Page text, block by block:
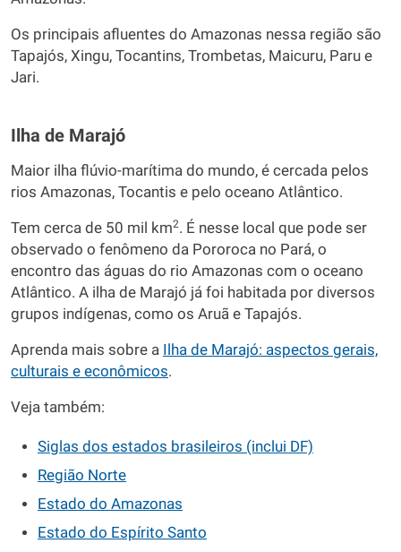
Os principais afluentes do Amazonas nessa região são
Tapajós, Xingu, Tocantins, Trombetas, Maicuru, Paru e
Jari.
Ilha de Marajó
Maior ilha flúvio-marítima do mundo, é cercada pelos
rios Amazonas, Tocantis e pelo oceano Atlântico.
Tem cerca de 50 mil km2. É nesse local que pode ser
observado o fenômeno da Pororoca no Pará, o
encontro das águas do rio Amazonas com o oceano
Atlântico. A ilha de Marajó já foi habitada por diversos
grupos indígenas, como os Aruã e Tapajós.
Aprenda mais sobre a Ilha de Marajó: aspectos gerais,
culturais e econômicos.
Veja também:
Siglas dos estados brasileiros (inclui DF)
Região Norte
Estado do Amazonas
Estado do Espírito Santo